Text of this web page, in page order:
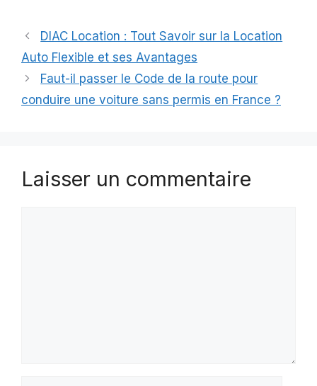
DIAC Location : Tout Savoir sur la Location
Auto Flexible et ses Avantages
Faut-il passer le Code de la route pour
conduire une voiture sans permis en France ?
Laisser un commentaire